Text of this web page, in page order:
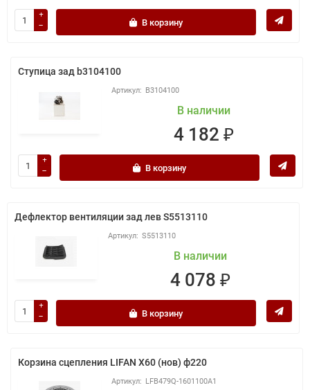
В корзину
Ступица зад b3104100
B3104100
В наличии
4 182 ₽
В корзину
Дефлектор вентиляции зад лев S5513110
S5513110
В наличии
4 078 ₽
В корзину
Корзина сцепления LIFAN X60 (нов) ф220
LFB479Q-1601100A1